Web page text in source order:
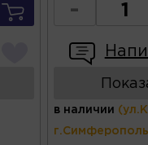
-
в наличии